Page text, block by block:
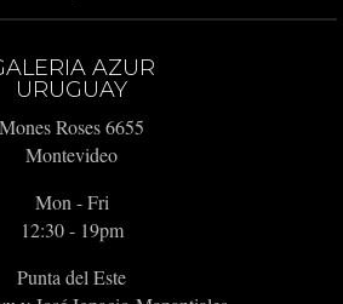
AZUR
URUGUAY
Mones Roses 6655
Montevideo
Mon - Fri
12:30 - 19pm
Punta del Este